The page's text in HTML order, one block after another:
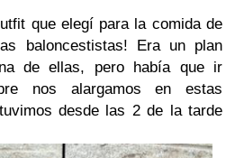
que elegí para la comida de
baloncestistas! Era un plan
de ellas, pero había que ir
nos alargamos en estas
desde las 2 de la tarde